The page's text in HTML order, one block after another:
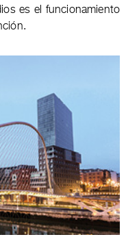
es el funcionamiento